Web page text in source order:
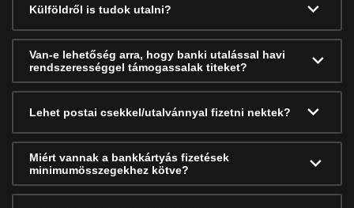
Külföldről is tudok utalni?
Van-e lehetőség arra, hogy banki utalással havi
rendszerességgel támogassalak titeket?
Lehet postai csekkel/utalvánnyal fizetni nektek?
Miért vannak a bankkártyás fizetések
minimumösszegekhez kötve?